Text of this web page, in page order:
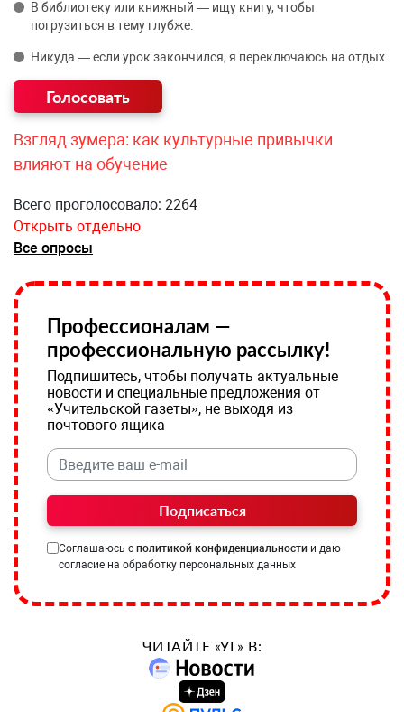
В библиотеку или книжный — ищу книгу, чтобы
погрузиться в тему глубже.
Никуда — если урок закончился, я переключаюсь на отдых.
Взгляд зумера: как культурные привычки
влияют на обучение
Всего проголосовало: 2264
Открыть отдельно
Все опросы
Профессионалам —
профессиональную рассылку!
Подпишитесь, чтобы получать актуальные
новости и специальные предложения от
«Учительской газеты», не выходя из
почтового ящика
Подписаться
Соглашаюсь с политикой конфиденциальности и даю
согласие на обработку персональных данных
ЧИТАЙТЕ «УГ» В: